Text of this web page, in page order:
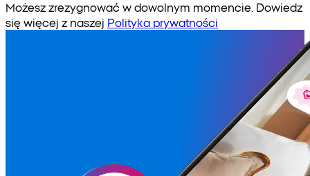
Możesz zrezygnować w dowolnym momencie. Dowiedz
się więcej z naszej Polityka prywatności